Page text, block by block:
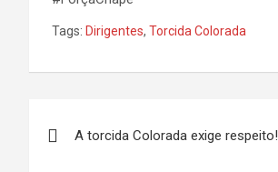
Tags: Dirigentes, Torcida Colorada
de
A torcida Colorada exige respeito!